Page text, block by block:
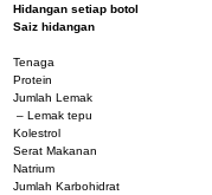
Hidangan setiap botol
Saiz hidangan
Tenaga
Protein
Jumlah Lemak
– Lemak tepu
Kolestrol
Serat Makanan
Natrium
Jumlah Karbohidrat